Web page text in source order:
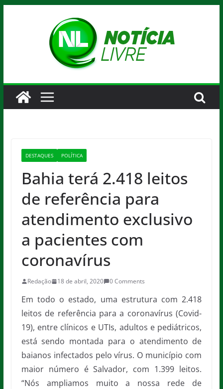
DESTAQUES POLÍTICA
Bahia terá 2.418 leitos
de referência para
atendimento exclusivo
a pacientes com
coronavírus
Redação 18 de abril, 2020 0 Comments
Em todo o estado, uma estrutura com 2.418
leitos de referência para a coronavírus (Covid-
19), entre clínicos e UTIs, adultos e pediátricos,
está sendo montada para o atendimento de
baianos infectados pelo vírus. O município com
maior número é Salvador, com 1.399 leitos.
“Nós ampliamos muito a nossa rede de